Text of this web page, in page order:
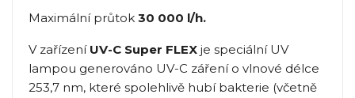
Maximální průtok 30 000 l/h.
V zařízení UV-C Super FLEX je speciální UV
lampou generováno UV-C záření o vlnové délce
253,7 nm, které spolehlivě hubí bakterie (včetně